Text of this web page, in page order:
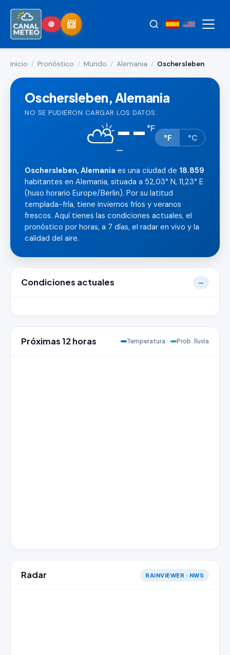
Inicio / Pronóstico / Mundo / Alemania / Oschersleben
Oschersleben, Alemania
NO SE PUDIERON CARGAR LOS DATOS.
⛅-- °F
—
°F °C
Oschersleben, Alemania es una ciudad de 18.859
habitantes en Alemania, situada a 52,03° N, 11,23° E
(huso horario Europe/Berlin). Por su latitud
templada-fría, tiene inviernos fríos y veranos
frescos. Aquí tienes las condiciones actuales, el
pronóstico por horas, a 7 días, el radar en vivo y la
calidad del aire.
Condiciones actuales —
Próximas 12 horas Temperatura Prob. lluvia
Radar RAINVIEWER · NWS